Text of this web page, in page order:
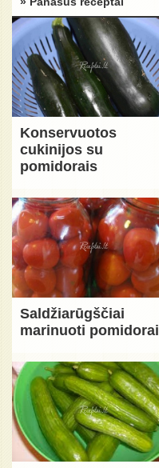
Konservuotos
cukinijos su
pomidorais
Saldžiarūgščiai
marinuoti pomidorai